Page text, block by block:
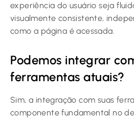
experiência do usuário seja
visualmente consistente,
como a página é acessada.
Podemos integrar
ferramentas atuais?
Sim, a integração com suas
componente fundamental no